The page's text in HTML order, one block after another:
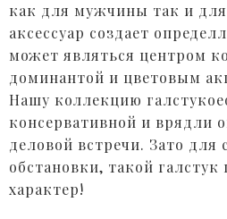
как для мужчины так и
аксессуар создает
может являться центром
доминантой и цветовым
Нашу коллекцию
консервативной и врядли
деловой встречи. Зато для
обстановки, такой
характер!